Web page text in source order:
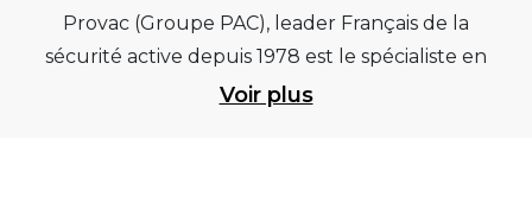
Provac (Groupe PAC), leader Français de la
sécurité active depuis 1978 est le spécialiste en
équipements pour garages et centres
Voir plus